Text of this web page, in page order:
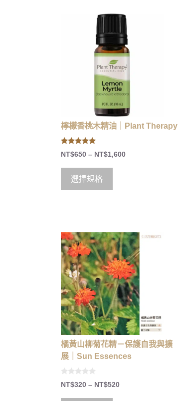
檸檬香桃木精油｜Plant Therapy
5.00
out of 5
NT$650 – NT$1,600
選擇規格
橘黃山柳菊花精－保護自我與擴
展｜Sun Essences
0
oNT$320 – NT$520